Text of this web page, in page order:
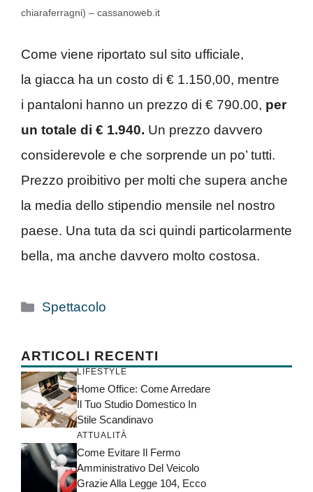
chiaraferragni) – cassanoweb.it
Come viene riportato sul sito ufficiale,
la giacca ha un costo di € 1.150,00, mentre
i pantaloni hanno un prezzo di € 790.00, per
un totale di € 1.940. Un prezzo davvero
considerevole e che sorprende un po’ tutti.
Prezzo proibitivo per molti che supera anche
la media dello stipendio mensile nel nostro
paese. Una tuta da sci quindi particolarmente
bella, ma anche davvero molto costosa.
Categorie
Spettacolo
ARTICOLI RECENTI
LIFESTYLE
Home Office: Come Arredare
Il Tuo Studio Domestico In
Stile Scandinavo
ATTUALITÀ
Come Evitare Il Fermo
Amministrativo Del Veicolo
Grazie Alla Legge 104, Ecco